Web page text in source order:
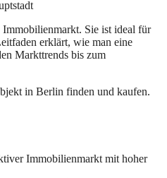
Sie ist ideal für
erklärt, wie man eine
Markttrends bis zum
in Berlin finden und kaufen.
Immobilienmarkt mit hoher